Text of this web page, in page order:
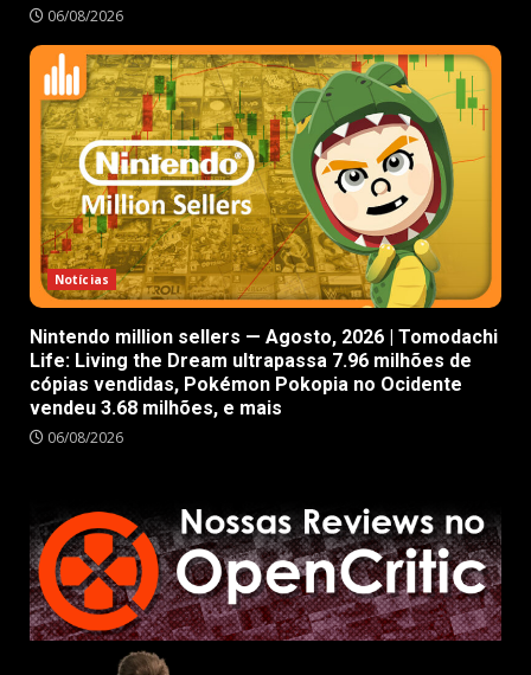
06/08/2026
Notícias
Nintendo million sellers — Agosto, 2026 | Tomodachi
Life: Living the Dream ultrapassa 7.96 milhões de
cópias vendidas, Pokémon Pokopia no Ocidente
vendeu 3.68 milhões, e mais
06/08/2026